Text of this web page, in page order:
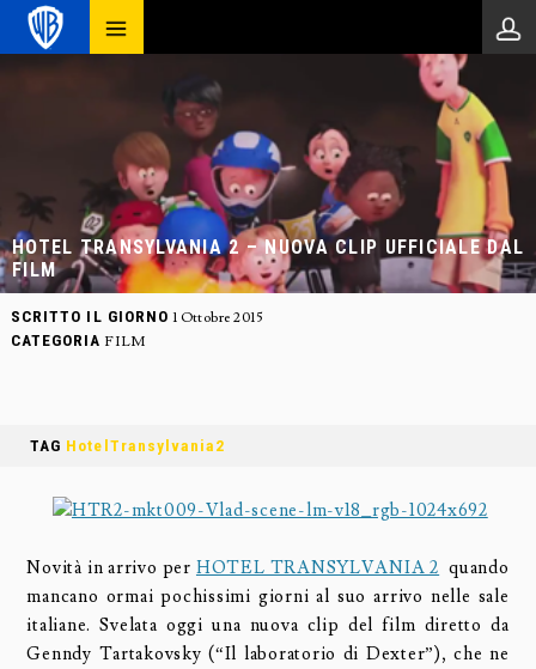
HOTEL TRANSYLVANIA 2 – NUOVA CLIP UFFICIALE DAL
FILM
SCRITTO IL GIORNO 1 Ottobre 2015
CATEGORIA FILM
TAG HotelTransylvania2
Novità in arrivo per HOTEL TRANSYLVANIA 2 quando
mancano ormai pochissimi giorni al suo arrivo nelle sale
italiane. Svelata oggi una nuova clip del film diretto da
Genndy Tartakovsky (“Il laboratorio di Dexter”), che ne